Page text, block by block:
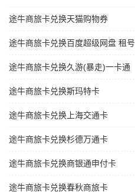
途牛商旅卡兑换天猫购物券
途牛商旅卡兑换百度超级网盘 租号
途牛商旅卡兑换久游(暴走)一卡通
途牛商旅卡兑换斯玛特卡
途牛商旅卡兑换上海交通卡
途牛商旅卡兑换杉德万通卡
途牛商旅卡兑换商银通申付卡
途牛商旅卡兑换春秋商旅卡